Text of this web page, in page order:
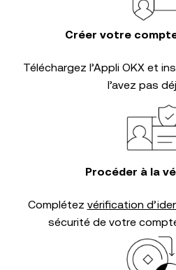
Créer votre
Téléchargez l’Appli OKX et
l’avez pas
Procéder à la
Complétez vérification
sécurité de votre